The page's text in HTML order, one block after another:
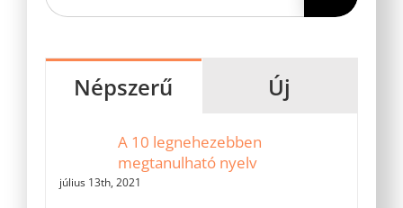
Népszerű Új
A 10 legnehezebben
megtanulható nyelv
július 13th, 2021